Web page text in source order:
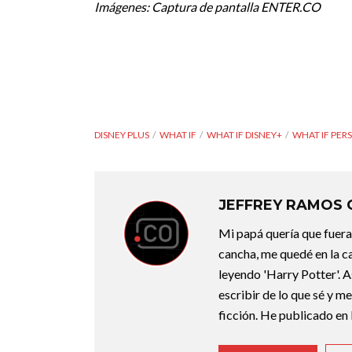
Imágenes: Captura de pantalla ENTER.CO
DISNEY PLUS WHAT IF WHAT IF DISNEY+ WHAT IF
JEFFREY RAMOS
Mi papá quería que
cancha, me quedé en la
leyendo 'Harry Potter'.
escribir de lo que sé y
ficción. He publicado